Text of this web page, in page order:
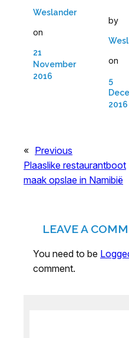
Weslander
on
21
November
2016
by
on
5
2016
« Previous
Plaaslike restaurantboot
maak opslae in Namibië
LEAVE A
You need to be
comment.